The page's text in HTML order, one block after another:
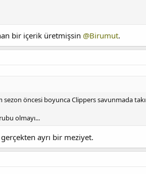
bir içerik üretmişsin @Birumut.
öncesi boyunca Clippers savunmada
olmayı...
ayrı bir meziyet.